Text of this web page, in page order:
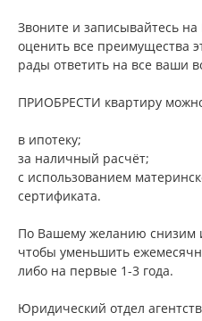
Звоните и записывайтесь
оценить все преимущества
рады ответить на все ваши
ПРИОБРЕСТИ квартиру
в ипотеку;
за наличный расчёт;
с использованием
сертификата.
По Вашему желанию снизим
чтобы уменьшить
либо на первые 1-3 года.
Юридический отдел